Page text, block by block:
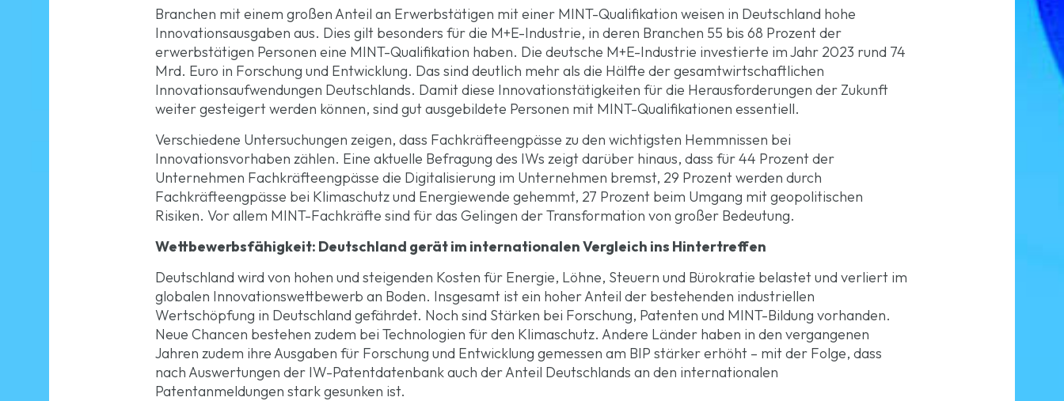
Branchen mit einem großen Anteil an Erwerbstätigen mit einer MINT-Qualifikation weisen in Deutschland hohe
Innovationsausgaben aus. Dies gilt besonders für die M+E-Industrie, in deren Branchen 55 bis 68 Prozent der
erwerbstätigen Personen eine MINT-Qualifikation haben. Die deutsche M+E-Industrie investierte im Jahr 2023 rund 74
Mrd. Euro in Forschung und Entwicklung. Das sind deutlich mehr als die Hälfte der gesamtwirtschaftlichen
Innovationsaufwendungen Deutschlands. Damit diese Innovationstätigkeiten für die Herausforderungen der Zukunft
weiter gesteigert werden können, sind gut ausgebildete Personen mit MINT-Qualifikationen essentiell.
Verschiedene Untersuchungen zeigen, dass Fachkräfteengpässe zu den wichtigsten Hemmnissen bei
Innovationsvorhaben zählen. Eine aktuelle Befragung des IWs zeigt darüber hinaus, dass für 44 Prozent der
Unternehmen Fachkräfteengpässe die Digitalisierung im Unternehmen bremst, 29 Prozent werden durch
Fachkräfteengpässe bei Klimaschutz und Energiewende gehemmt, 27 Prozent beim Umgang mit geopolitischen
Risiken. Vor allem MINT-Fachkräfte sind für das Gelingen der Transformation von großer Bedeutung.
Wettbewerbsfähigkeit: Deutschland gerät im internationalen Vergleich ins Hintertreffen
Deutschland wird von hohen und steigenden Kosten für Energie, Löhne, Steuern und Bürokratie belastet und verliert im
globalen Innovationswettbewerb an Boden. Insgesamt ist ein hoher Anteil der bestehenden industriellen
Wertschöpfung in Deutschland gefährdet. Noch sind Stärken bei Forschung, Patenten und MINT-Bildung vorhanden.
Neue Chancen bestehen zudem bei Technologien für den Klimaschutz. Andere Länder haben in den vergangenen
Jahren zudem ihre Ausgaben für Forschung und Entwicklung gemessen am BIP stärker erhöht – mit der Folge, dass
nach Auswertungen der IW-Patentdatenbank auch der Anteil Deutschlands an den internationalen
Patentanmeldungen stark gesunken ist.